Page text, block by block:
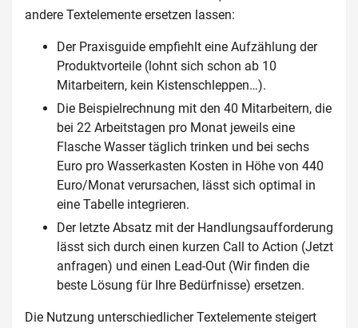
andere Textelemente ersetzen lassen:
Der Praxisguide empfiehlt eine Aufzählung der
Produktvorteile (lohnt sich schon ab 10
Mitarbeitern, kein Kistenschleppen…).
Die Beispielrechnung mit den 40 Mitarbeitern, die
bei 22 Arbeitstagen pro Monat jeweils eine
Flasche Wasser täglich trinken und bei sechs
Euro pro Wasserkasten Kosten in Höhe von 440
Euro/Monat verursachen, lässt sich optimal in
eine Tabelle integrieren.
Der letzte Absatz mit der Handlungsaufforderung
lässt sich durch einen kurzen Call to Action (Jetzt
anfragen) und einen Lead-Out (Wir finden die
beste Lösung für Ihre Bedürfnisse) ersetzen.
Die Nutzung unterschiedlicher Textelemente steigert